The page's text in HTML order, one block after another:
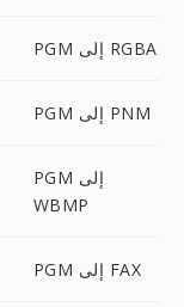
PGM إلى RGBA
PGM إلى PNM
PGM إلى
WBMP
PGM إلى FAX